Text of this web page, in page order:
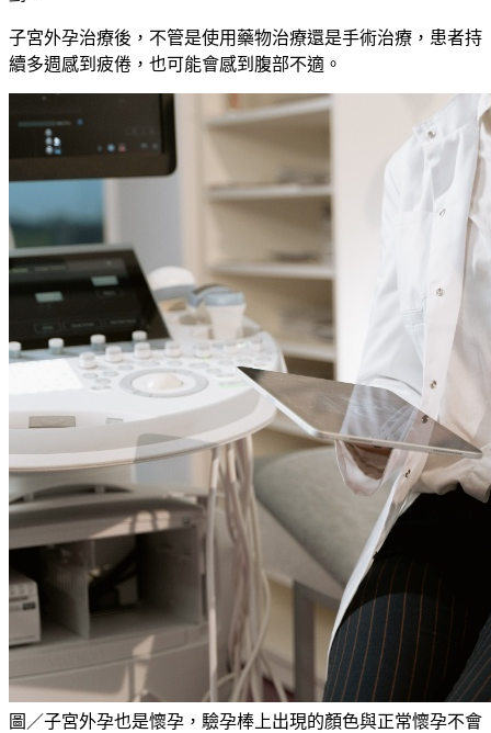
子宮外孕治療後，不管是使用藥物治療還是手術治療，患者持
續多週感到疲倦，也可能會感到腹部不適。
圖／子宮外孕也是懷孕，驗孕棒上出現的顏色與正常懷孕不會